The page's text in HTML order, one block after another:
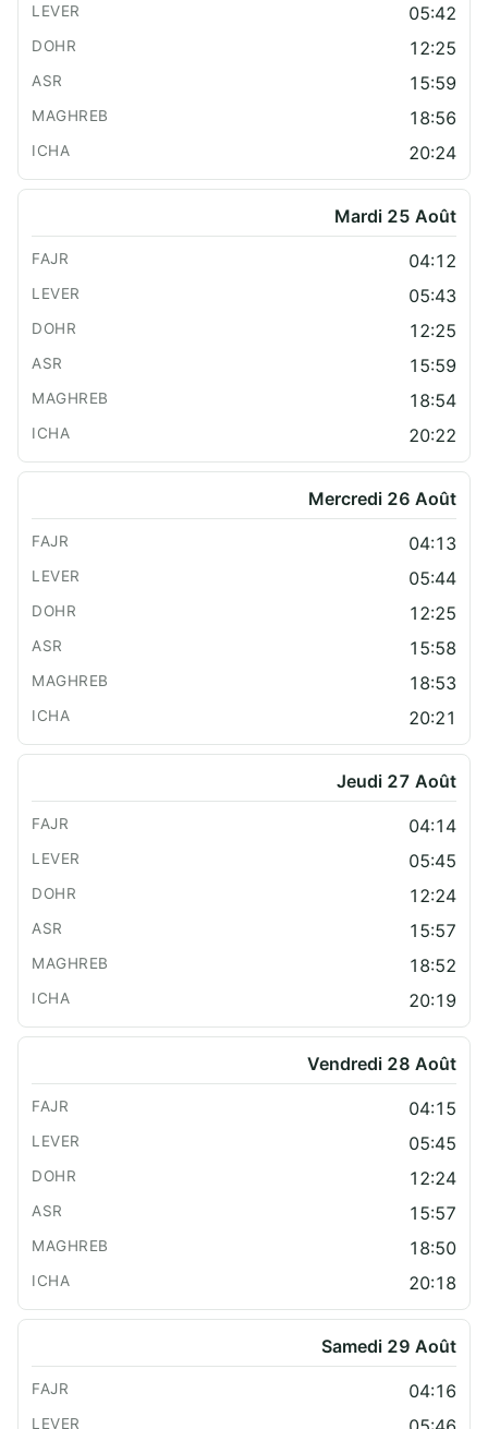
05:42
12:25
15:59
18:56
20:24
Mardi 25 Août
04:12
05:43
12:25
15:59
18:54
20:22
Mercredi 26 Août
04:13
05:44
12:25
15:58
18:53
20:21
Jeudi 27 Août
04:14
05:45
12:24
15:57
18:52
20:19
Vendredi 28 Août
04:15
05:45
12:24
15:57
18:50
20:18
Samedi 29 Août
04:16